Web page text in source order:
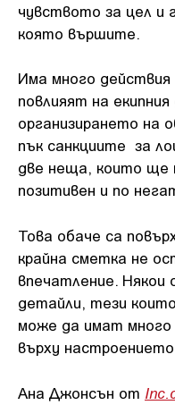
чувството за цел и
която вършите.
Има много
повлияят на
организирането на
пък санкциите за
две неща, които ще
позитивен и по
Това обаче са
крайна сметка не
впечатление. Някои
детайли, тези
може да имат много
върху настроението
Ана Джонсън от